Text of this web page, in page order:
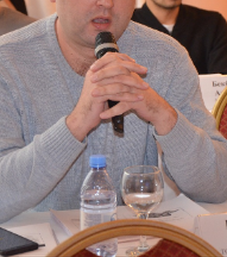
ВИРТУАЛЬНЫЙ